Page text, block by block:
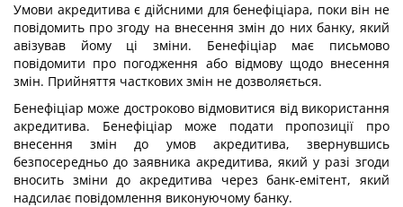
Умови акредитива є дійсними для бенефіціара, поки він не
повідомить про згоду на внесення змін до них банку, який
авізував йому ці зміни. Бенефіціар має письмово
повідомити про погодження або відмову щодо внесення
змін. Прийняття часткових змін не дозволяється.
Бенефіціар може достроково відмовитися від використання
акредитива. Бенефіціар може подати пропозиції про
внесення змін до умов акредитива, звернувшись
безпосередньо до заявника акредитива, який у разі згоди
вносить зміни до акредитива через банк-емітент, який
надсилає повідомлення виконуючому банку.